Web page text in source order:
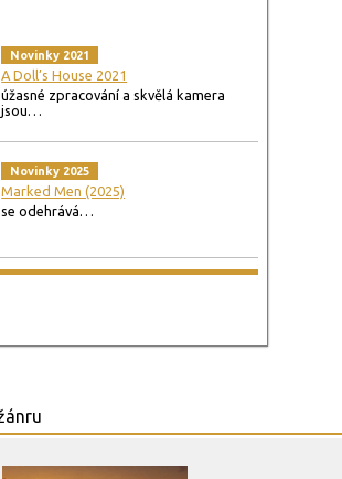
Novinky 2021
A Doll’s House 2021
úžasné zpracování a skvělá kamera
jsou…
Novinky 2025
Marked Men (2025)
se odehrává…